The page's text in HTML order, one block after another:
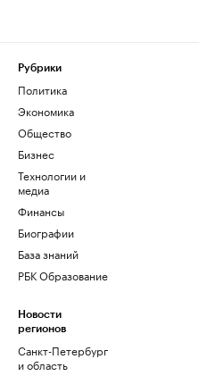
Рубрики
Политика
Экономика
Общество
Бизнес
Технологии и
медиа
Финансы
Биографии
База знаний
РБК Образование
Новости
регионов
Санкт-Петербург
и область